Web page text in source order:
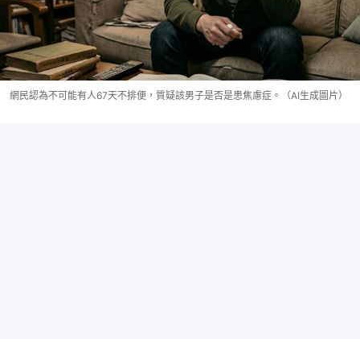
網民認為不可能有人67天不排便，質疑該男子是否是患焦慮症。（AI生成圖片）